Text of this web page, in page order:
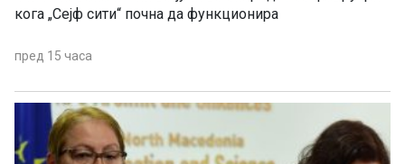
кога „Сејф сити“ почна да функционира
пред 15 часа